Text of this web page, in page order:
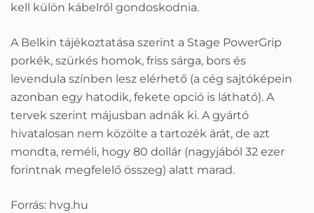
kell külön kábelről gondoskodnia.
A Belkin tájékoztatása szerint a Stage PowerGrip
porkék, szürkés homok, friss sárga, bors és
levendula színben lesz elérhető (a cég sajtóképein
azonban egy hatodik, fekete opció is látható). A
tervek szerint májusban adnák ki. A gyártó
hivatalosan nem közölte a tartozék árát, de azt
mondta, reméli, hogy 80 dollár (nagyjából 32 ezer
forintnak megfelelő összeg) alatt marad.
Forrás: hvg.hu